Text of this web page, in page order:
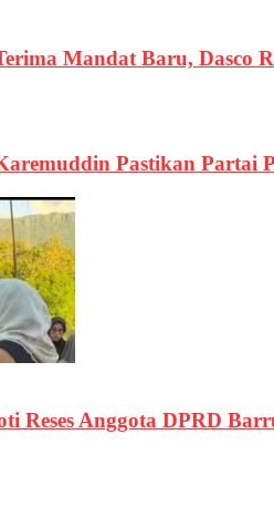
Mandat Baru, Dasco
Pastikan Partai
Reses Anggota DPRD